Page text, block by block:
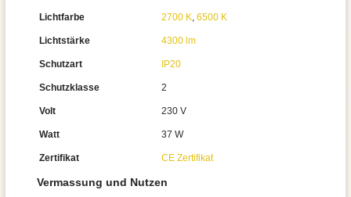
Lichtfarbe 2700 K, 6500 K
Lichtstärke 4300 lm
Schutzart IP20
Schutzklasse 2
Volt 230 V
Watt 37 W
Zertifikat CE Zertifikat
Vermassung und Nutzen